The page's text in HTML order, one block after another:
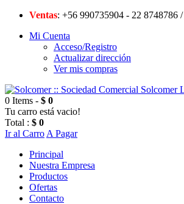
Ventas: +56 990735904 - 22 8748786 /
Mi Cuenta
Acceso/Registro
Actualizar dirección
Ver mis compras
0 Items - $ 0
Tu carro está vacio!
Total : $ 0
Ir al Carro A Pagar
Principal
Nuestra Empresa
Productos
Ofertas
Contacto